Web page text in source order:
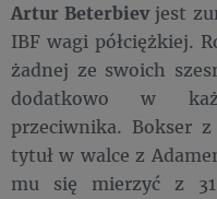
Artur Beterbievjest
IBF wagi półciężkiej.
żadnej ze swoich
dodatkowo w
przeciwnika. Bokser
tytuł w walce z
mu się mierzyć z